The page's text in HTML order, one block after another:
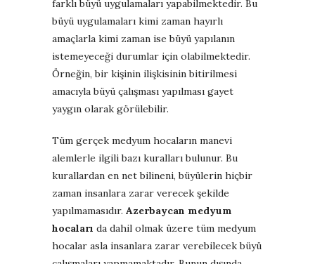
farklı büyü uygulamaları yapabilmektedir. Bu
büyü uygulamaları kimi zaman hayırlı
amaçlarla kimi zaman ise büyü yapılanın
istemeyeceği durumlar için olabilmektedir.
Örneğin, bir kişinin ilişkisinin bitirilmesi
amacıyla büyü çalışması yapılması gayet
yaygın olarak görülebilir.
Tüm gerçek medyum hocaların manevi
alemlerle ilgili bazı kuralları bulunur. Bu
kurallardan en net bilineni, büyülerin hiçbir
zaman insanlara zarar verecek şekilde
yapılmamasıdır. Azerbaycan medyum
hocaları da dahil olmak üzere tüm medyum
hocalar asla insanlara zarar verebilecek büyü